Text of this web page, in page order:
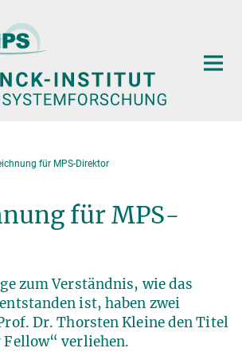
für MPS-Direktor
für MPS-
zum Verständnis, wie das
ist, haben zwei
Dr. Thorsten Kleine den Titel
Fellow“ verliehen.